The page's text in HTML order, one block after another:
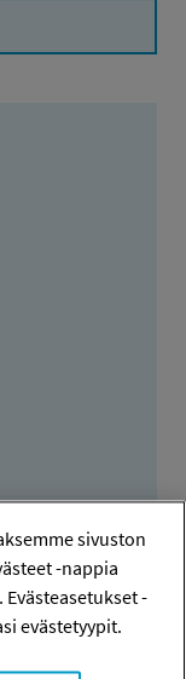
sivuston
-nappia
-
evästetyypit.